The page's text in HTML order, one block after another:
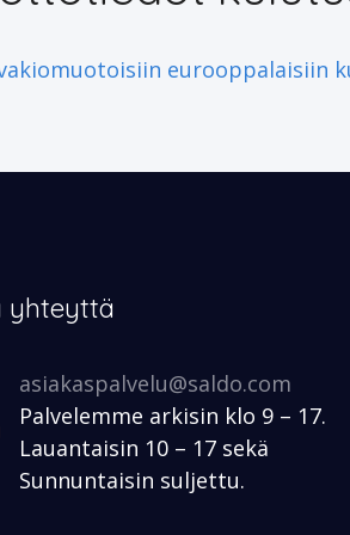
eurooppalaisiin
yhteyttä
asiakaspalvelu@saldo.com
Palvelemme arkisin klo 9 – 17.
Lauantaisin 10 – 17 sekä
Sunnuntaisin suljettu.